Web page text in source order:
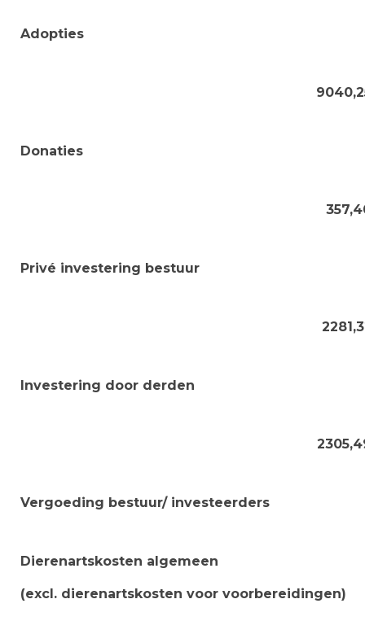
Adopties
Donaties
Privé investering bestuur
Investering door derden
Vergoeding bestuur/ investeerders
Dierenartskosten algemeen
(excl. dierenartskosten voor voorbereidingen)